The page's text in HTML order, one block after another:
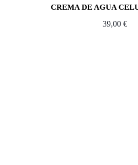
CREMA DE AGUA
39,00 €